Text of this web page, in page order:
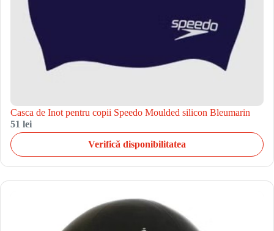
Casca de Inot pentru copii Speedo Moulded silicon Bleumarin
51 lei
Verifică disponibilitatea